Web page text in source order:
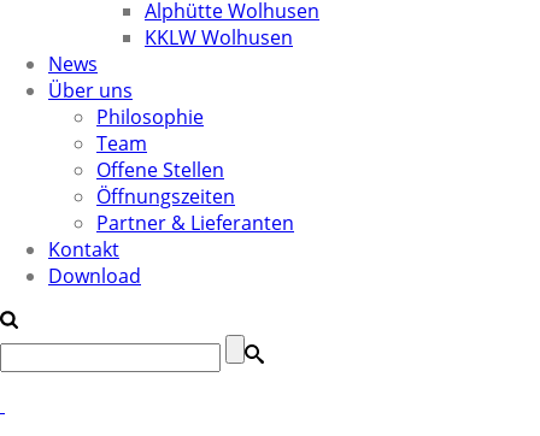
Alphütte Wolhusen
KKLW Wolhusen
News
Über uns
Philosophie
Team
Offene Stellen
Öffnungszeiten
Partner & Lieferanten
Kontakt
Download